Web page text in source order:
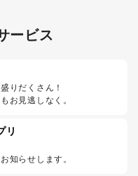
ービス
りだくさん！
お見逃しなく。
リ
知らせします。